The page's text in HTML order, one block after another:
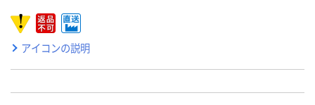
アイコンの説明